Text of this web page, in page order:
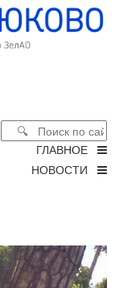
ГЛАВНОЕ
НОВОСТИ